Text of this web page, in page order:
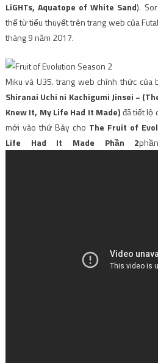
LiGHTs, Aquatope of White Sand).
thể từ tiểu thuyết trên trang web của
tháng 9 năm 2017.
Miku và U35. trang web chính thức của
Shiranai Uchi ni Kachigumi Jinsei ~
Knew It, My Life Had It Made)đã tiết lộ
mới vào thứ Bảy cho The Fruit of
Life Had It Made Phần 2